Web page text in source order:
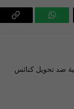
واتساب
ضد تحويل كنائس